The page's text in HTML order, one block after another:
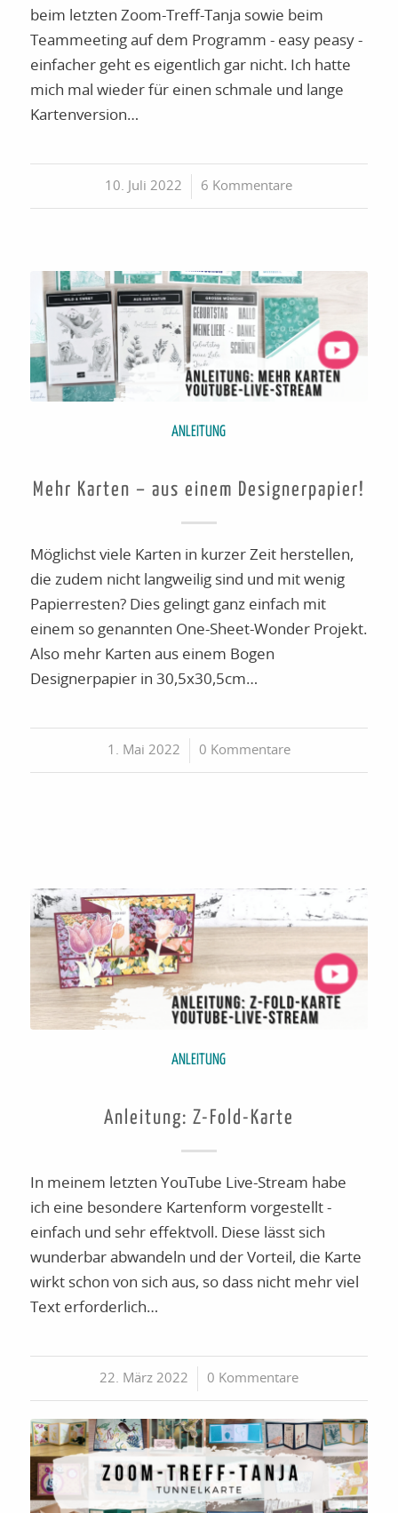
beim letzten Zoom-Treff-Tanja sowie beim
Teammeeting auf dem Programm - easy peasy -
einfacher geht es eigentlich gar nicht. Ich hatte
mich mal wieder für einen schmale und lange
Kartenversion…
10. Juli 2022
/ 6 Kommentare
ANLEITUNG
Mehr Karten – aus einem Designerpapier!
Möglichst viele Karten in kurzer Zeit herstellen,
die zudem nicht langweilig sind und mit wenig
Papierresten? Dies gelingt ganz einfach mit
einem so genannten One-Sheet-Wonder Projekt.
Also mehr Karten aus einem Bogen
Designerpapier in 30,5x30,5cm…
1. Mai 2022
/ 0 Kommentare
ANLEITUNG
Anleitung: Z-Fold-Karte
In meinem letzten YouTube Live-Stream habe
ich eine besondere Kartenform vorgestellt -
einfach und sehr effektvoll. Diese lässt sich
wunderbar abwandeln und der Vorteil, die Karte
wirkt schon von sich aus, so dass nicht mehr viel
Text erforderlich…
22. März 2022
/ 0 Kommentare